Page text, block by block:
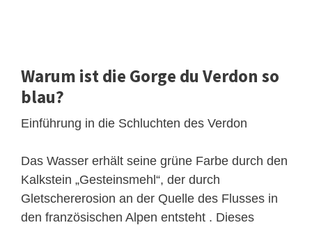
Warum ist die Gorge du Verdon so
blau?
Einführung in die Schluchten des Verdon
Das Wasser erhält seine grüne Farbe durch den
Kalkstein „Gesteinsmehl“, der durch
Gletschererosion an der Quelle des Flusses in
den französischen Alpen entsteht . Dieses